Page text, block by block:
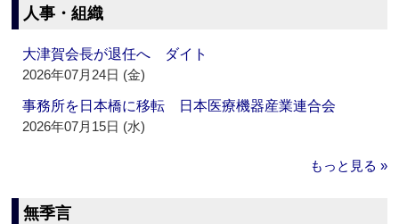
人事・組織
大津賀会長が退任へ ダイト
2026年07月24日 (金)
事務所を日本橋に移転 日本医療機器産業連合会
2026年07月15日 (水)
もっと見る »
無季言